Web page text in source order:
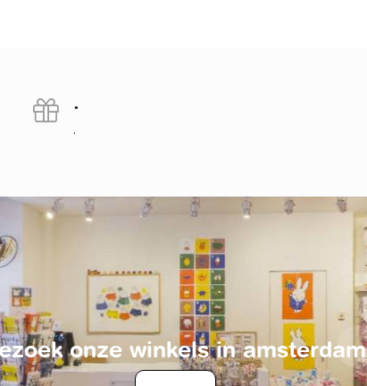
.
.
onze winkels in amsterdam